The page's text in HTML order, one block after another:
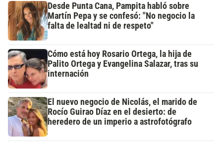
Desde Punta Cana, Pampita habló sobre
Martín Pepa y se confesó: "No negocio la
falta de lealtad ni de respeto"
Cómo está hoy Rosario Ortega, la hija de
Palito Ortega y Evangelina Salazar, tras su
internación
El nuevo negocio de Nicolás, el marido de
Rocío Guirao Díaz en el desierto: de
heredero de un imperio a astrofotógrafo